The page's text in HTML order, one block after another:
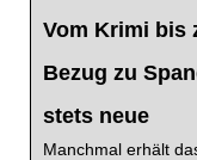
Vom Krimi bis
Bezug zu
stets neue
Manchmal erhält